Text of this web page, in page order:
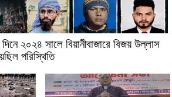
২০২৪ সালে বিয়ানীবাজারে বিজয় উল্লাস
পরিস্থিতি